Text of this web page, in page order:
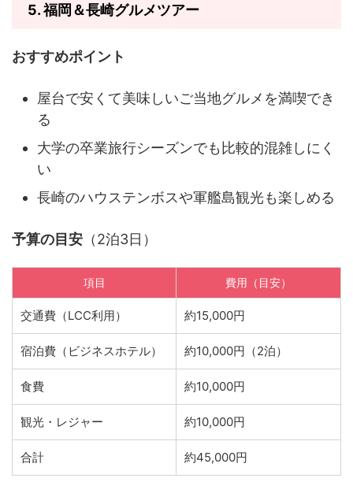
5.福岡＆長崎グルメツアー
おすすめポイント
屋台で安くて美味しいご当地グルメを満喫でき
る
大学の卒業旅行シーズンでも比較的混雑しにく
い
長崎のハウステンボスや軍艦島観光も楽しめる
予算の目安 （2泊3日）
項目 費用（目安）
交通費（LCC利用） 約15,000円
宿泊費（ビジネスホテル） 約10,000円（2泊）
食費 約10,000円
観光・レジャー 約10,000円
合計 約45,000円